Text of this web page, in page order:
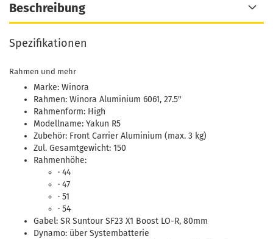
Beschreibung
Spezifikationen
Rahmen und mehr
Marke: Winora
Rahmen: Winora Aluminium 6061, 27.5"
Rahmenform: High
Modellname: Yakun R5
Zubehör: Front Carrier Aluminium (max. 3 kg)
Zul. Gesamtgewicht: 150
Rahmenhöhe:
· 44
· 47
· 51
· 54
Gabel: SR Suntour SF23 X1 Boost LO-R, 80mm
Dynamo: über Systembatterie